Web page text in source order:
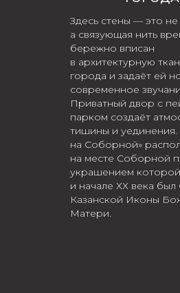
Здесь стены — это не
а связующая нить
бережно вписан
в архитектурную
города и задаёт ей
современное
Приватный двор с
парком создаёт
тишины и уединения.
на Соборной»
на месте Соборной
украшением
и начале ХХ века
Казанской Иконы
Матери.